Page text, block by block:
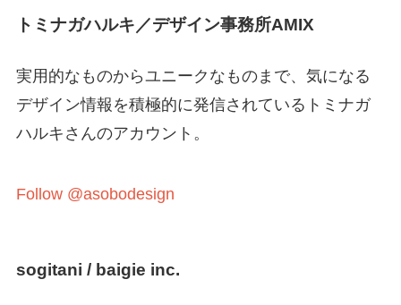
トミナガハルキ／デザイン事務所AMIX
実用的なものからユニークなものまで、気になる
デザイン情報を積極的に発信されているトミナガ
ハルキさんのアカウント。
Follow @asobodesign
sogitani / baigie inc.